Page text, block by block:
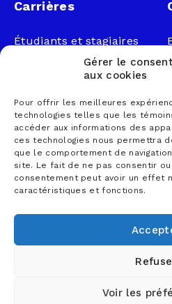
Gérer le
aux cookies
Pour offrir les meilleures
technologies telles que les
accéder aux informations des
ces technologies nous permettra
que le comportement de
site. Le fait de ne pas consentir
consentement peut avoir un effet
caractéristiques et fonctions.
Voir les
Carrières
Étudiants et stagiaires
Professionnels
Nous joindre
1 866 833-2114 (sans
frais)
courrier@lemieuxnolet
.ca
Contactez un syndic
Trouver un bureau